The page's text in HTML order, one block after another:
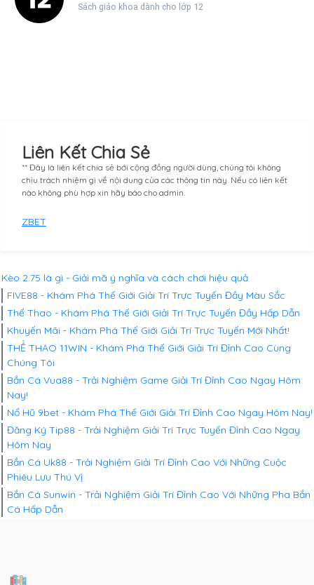
Sách giáo khoa dành cho lớp 12
Liên Kết Chia Sẻ
** Đây là liên kết chia sẻ bới cộng đồng người dùng, chúng tôi không
chịu trách nhiệm gì về nội dung của các thông tin này. Nếu có liên kết
nào không phù hợp xin hãy báo cho admin.
ZBET
Kèo 2.75 là gì - Giải mã ý nghĩa và cách chơi hiệu quả
FIVE88 - Khám Phá Thế Giới Giải Trí Trực Tuyến Đầy Màu Sắc
Thể Thao - Khám Phá Thế Giới Giải Trí Trực Tuyến Đầy Hấp Dẫn
Khuyến Mãi - Khám Phá Thế Giới Giải Trí Trực Tuyến Mới Nhất!
THỂ THAO 11WIN - Khám Phá Thế Giới Giải Trí Đỉnh Cao Cùng
Chúng Tôi
Bắn Cá Vua88 - Trải Nghiệm Game Giải Trí Đỉnh Cao Ngay Hôm
Nay!
Nổ Hũ 9bet - Khám Phá Thế Giới Giải Trí Đỉnh Cao Ngay Hôm Nay!
Đăng Ký Tip88 - Trải Nghiệm Giải Trí Trực Tuyến Đỉnh Cao Ngay
Hôm Nay
Bắn Cá Uk88 - Trải Nghiệm Giải Trí Đỉnh Cao Với Những Cuộc
Phiêu Lưu Thú Vị
Bắn Cá Sunwin - Trải Nghiệm Giải Trí Đỉnh Cao Với Những Pha Bắn
Cá Hấp Dẫn